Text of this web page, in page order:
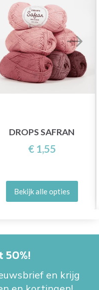
DROPS SAFRAN
€ 1,55
Bekijk alle opties
50%!
en krijg